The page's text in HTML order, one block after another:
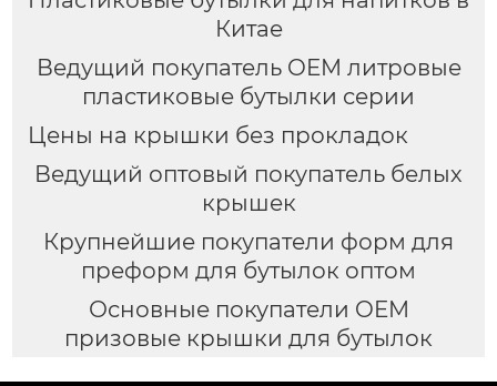
Китае
Ведущий покупатель OEM литровые
пластиковые бутылки серии
Цены на крышки без прокладок
Ведущий оптовый покупатель белых
крышек
Крупнейшие покупатели форм для
преформ для бутылок оптом
Основные покупатели OEM
призовые крышки для бутылок